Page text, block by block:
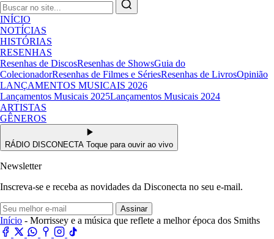
INÍCIO
NOTÍCIAS
HISTÓRIAS
RESENHAS
Resenhas de DiscosResenhas de ShowsGuia do
ColecionadorResenhas de Filmes e SériesResenhas de LivrosOpinião
LANÇAMENTOS MUSICAIS 2026
Lançamentos Musicais 2025Lançamentos Musicais 2024
ARTISTAS
GÊNEROS
RÁDIO DISCONECTA Toque para ouvir ao vivo
Newsletter
Inscreva-se e receba as novidades da Disconecta no seu e-mail.
Assinar
Início - Morrissey e a música que reflete a melhor época dos Smiths